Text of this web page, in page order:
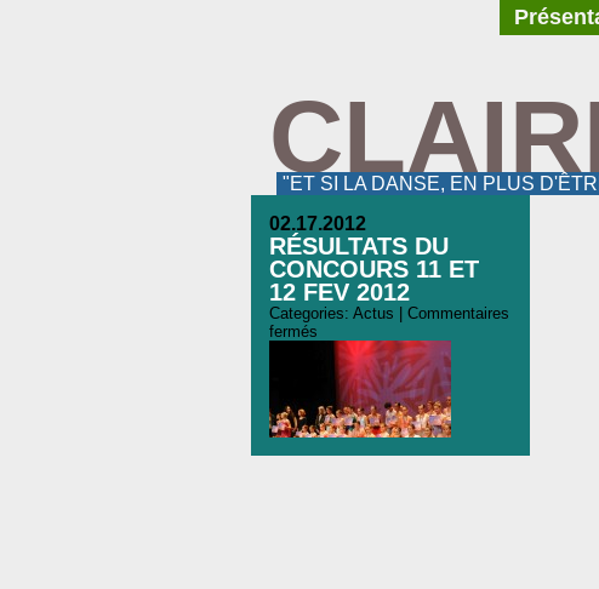
"ET SI LA DANSE, EN PLUS
02.17.2012
RÉSULTATS DU
CONCOURS 11 ET
12 FEV 2012
Categories: Actus
Commentaires
fermés